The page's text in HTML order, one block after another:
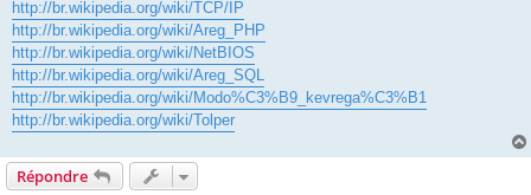
http://br.wikipedia.org/wiki/TCP/IP
http://br.wikipedia.org/wiki/Areg_PHP
http://br.wikipedia.org/wiki/NetBIOS
http://br.wikipedia.org/wiki/Areg_SQL
http://br.wikipedia.org/wiki/Modo%C3%B9_kevrega%C3%B1
http://br.wikipedia.org/wiki/Tolper
Répondre